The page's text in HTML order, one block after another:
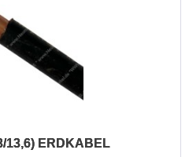
13,6) ERDKABEL